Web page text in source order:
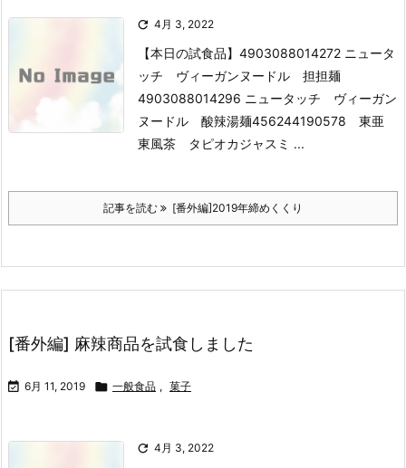
 4月 3, 2022
【本日の試食品】 4903088014272 ニュータ
ッチ ヴィーガンヌードル 担担麺
4903088014296 ニュータッチ ヴィーガン
ヌードル 酸辣湯麺456244190578 東亜
東風茶 タピオカジャスミ ...
記事を読む [番外編]2019年締めくくり
[番外編] 麻辣商品を試食しました
 6月 11, 2019  一般食品 , 菓子
 4月 3, 2022